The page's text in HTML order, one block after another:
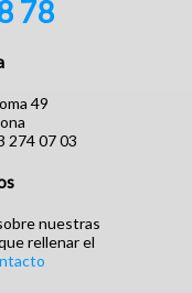
78
49
274 07 03
nuestras
rellenar el